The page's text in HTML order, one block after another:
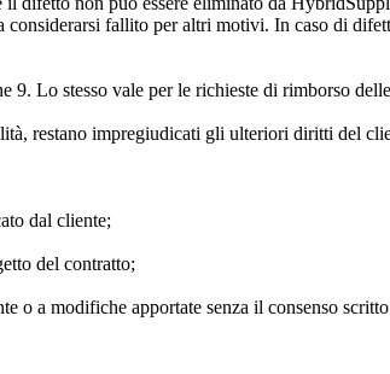
fallito per altri motivi. In caso di
Lo stesso vale per le richieste di rimborso delle
restano impregiudicati gli ulteriori diritti del
dal cliente;
del contratto;
o a modifiche apportate senza il consenso